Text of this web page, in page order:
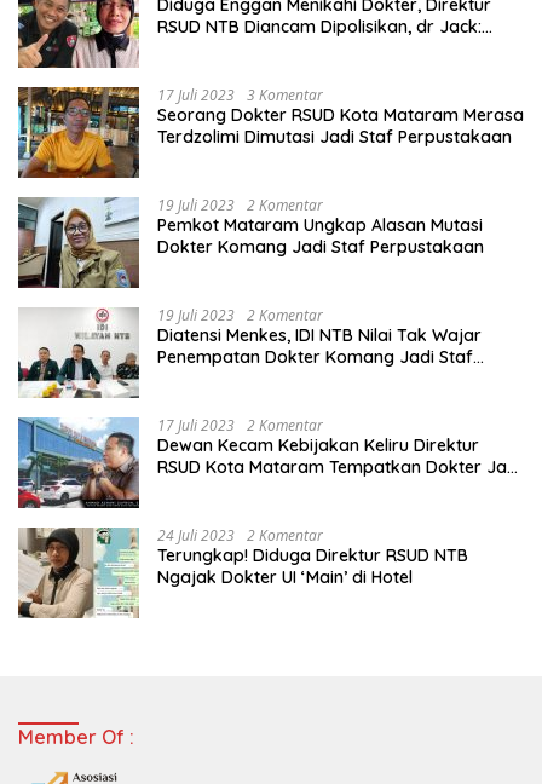
Diduga Enggan Menikahi Dokter, Direktur
RSUD NTB Diancam Dipolisikan, dr Jack:
17 Juli 2023 3 Komentar
Seorang Dokter RSUD Kota Mataram Merasa
Terdzolimi Dimutasi Jadi Staf Perpustakaan
19 Juli 2023 2 Komentar
Pemkot Mataram Ungkap Alasan Mutasi
Dokter Komang Jadi Staf Perpustakaan
19 Juli 2023 2 Komentar
Diatensi Menkes, IDI NTB Nilai Tak Wajar
Penempatan Dokter Komang Jadi Staf
17 Juli 2023 2 Komentar
Dewan Kecam Kebijakan Keliru Direktur
RSUD Kota Mataram Tempatkan Dokter Jadi
24 Juli 2023 2 Komentar
Terungkap! Diduga Direktur RSUD NTB
Ngajak Dokter UI ‘Main’ di Hotel
Member Of :